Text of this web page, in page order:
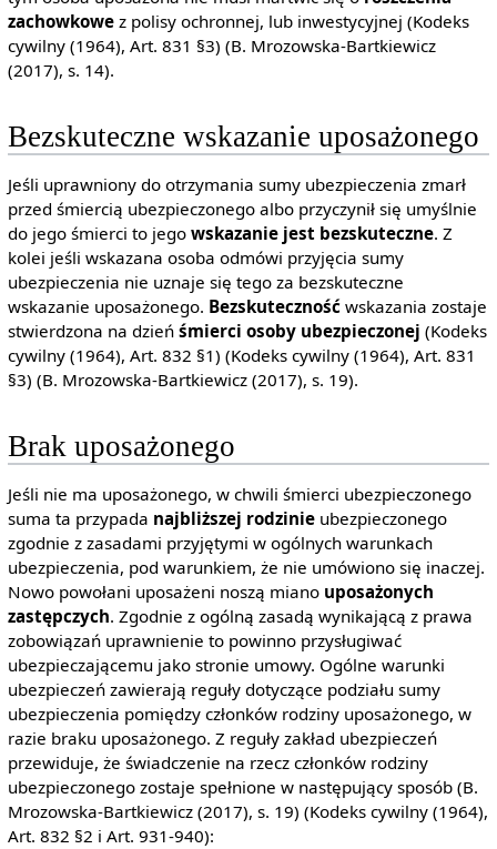
zachowkowez polisy ochronnej, lub inwestycyjnej (Kodeks
cywilny (1964), Art. 831 §3) (B. Mrozowska-Bartkiewicz
(2017), s. 14).
Bezskuteczne wskazanie uposażonego
Jeśli uprawniony do otrzymania sumy ubezpieczenia zmarł
przed śmiercią ubezpieczonego albo przyczynił się umyślnie
do jego śmierci to jego wskazanie jest bezskuteczne. Z
kolei jeśli wskazana osoba odmówi przyjęcia sumy
ubezpieczenia nie uznaje się tego za bezskuteczne
wskazanie uposażonego. Bezskutecznośćwskazania zostaje
stwierdzona na dzień śmierci osoby ubezpieczonej (Kodeks
cywilny (1964), Art. 832 §1) (Kodeks cywilny (1964), Art. 831
§3) (B. Mrozowska-Bartkiewicz (2017), s. 19).
Brak uposażonego
Jeśli nie ma uposażonego, w chwili śmierci ubezpieczonego
suma ta przypada najbliższej rodzinieubezpieczonego
zgodnie z zasadami przyjętymi w ogólnych warunkach
ubezpieczenia, pod warunkiem, że nie umówiono się inaczej.
Nowo powołani uposażeni noszą miano uposażonych
zastępczych. Zgodnie z ogólną zasadą wynikającą z prawa
zobowiązań uprawnienie to powinno przysługiwać
ubezpieczającemu jako stronie umowy. Ogólne warunki
ubezpieczeń zawierają reguły dotyczące podziału sumy
ubezpieczenia pomiędzy członków rodziny uposażonego, w
razie braku uposażonego. Z reguły zakład ubezpieczeń
przewiduje, że świadczenie na rzecz członków rodziny
ubezpieczonego zostaje spełnione w następujący sposób (B.
Mrozowska-Bartkiewicz (2017), s. 19) (Kodeks cywilny (1964),
Art. 832 §2 i Art. 931-940):